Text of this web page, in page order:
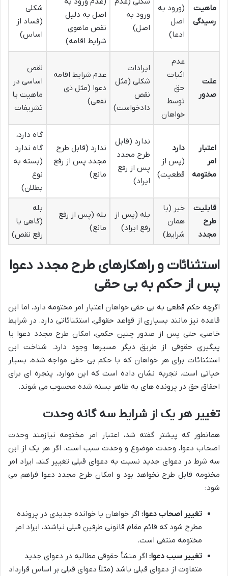
ماهیت
رسیدگی
(ورود به
اصل
ادعا)
ورود به
اصل)
اصل به دلیل
نقص ماهوی
شرایط اقامه)
شکلی
(فساد از
اساس)
علت
صدور
عدم
اثبات
حق
توسط
خواهان
ایرادات
شکلی (مثل
نقص
دادخواست)
عدم شرایط اقامه
دعوا (مثل ذی
نفعی)
نقص
اساسی در
ماهیت یا
تشریفات
اعتبار
امر
مختومه
دارد
(پس از
قطعیت)
ندارد (قابل
طرح مجدد
پس از رفع
ایراد)
ندارد (قابل طرح
مجدد پس از رفع
مانع)
گاه دارد،
گاه ندارد
(بسته به
نوع
بطلان)
قابلیت
طرح
مجدد
خیر (با
همان
شرایط)
بله (پس از
رفع ایراد)
بله (پس از رفع
مانع)
بله
(گاهی با
رفع نقص)
استثنائات و راهکارهای طرح مجدد دعوا
پس از حکم به بی حقی
اگرچه حکم قطعی به بی حقی خواهان اعتبار امر مختومه دارد، اما این
قاعده نیز مانند بسیاری از قواعد حقوقی، استثنائاتی دارد. در شرایط
خاصی، حتی پس از صدور چنین حکمی، امکان طرح مجدد دعوا یا
پیگیری حقوقی از طریق دیگر مسیرها وجود دارد. شناخت این
استثنائات برای هر خواهان که با حکم بی حقی مواجه شده، بسیار
حیاتی است. تجربه نشان داده است که این موارد، پنجره ای برای
احقاق حق در پرونده های به ظاهر بسته شده محسوب می شوند.
تغییر هر یک از شرایط سه گانه وحدت
همانطور که پیشتر گفته شد، اعتبار امر مختومه نیازمند وحدت
اصحاب دعوا، وحدت موضوع و وحدت سبب است. اگر هر یک از این
سه شرط در دعوای جدید نسبت به دعوای قبلی تغییر کند، ایراد امر
مختومه قابل طرح نخواهد بود و امکان طرح مجدد دعوا فراهم می
شود:
تغییر اصحاب دعوا: اگر خواهان یا خوانده جدیدی در پرونده
مطرح شود که قائم مقام قانونی طرفین قبلی نباشند، ایراد امر
مختومه منتفی است.
تغییر سبب دعوا: اگر منشأ حقوقی مطالبه در دعوای جدید
متفاوت از دعوای قبلی باشد (مثلاً دعوای قبلی بر اساس قرارداد